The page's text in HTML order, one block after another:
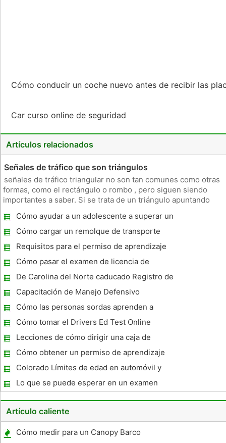
Cómo conducir un coche nuevo antes de recibir las
Car curso online de seguridad
Artículos relacionados
Señales de tráfico que son triángulos
señales de tráfico triangular no son tan comunes como otras
formas, como el rectángulo o rombo , pero siguen siendo
importantes a saber. Si se trata de un triángulo apuntando
banderín , la señal de tráfico triangular se utiliza como una
Cómo ayudar a un adolescente a superar un
miedo a conducir
Cómo cargar un remolque de transporte
Requisitos para el permiso de aprendizaje
en Virginia
Cómo pasar el examen de licencia de
conducir Escrito en Carolina del Norte
De Carolina del Norte caducado Registro de
Vehículo Leyes
Capacitación de Manejo Defensivo
Cómo las personas sordas aprenden a
conducir
Cómo tomar el Drivers Ed Test Online
Lecciones de cómo dirigir una caja de
cambios
Cómo obtener un permiso de aprendizaje
de conducción
Colorado Límites de edad en automóvil y
Leyes
Lo que se puede esperar en un examen
práctico para la Licencia de Conducir
Artículo caliente
Cómo medir para un Canopy Barco